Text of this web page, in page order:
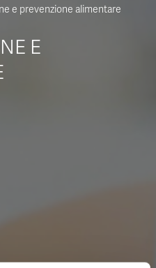
e prevenzione alimentare
E